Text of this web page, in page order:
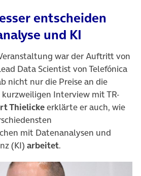
entscheiden
und KI
war der Auftritt von
Data Scientist von Telefónica
nicht nur die Preise an die
kurzweiligen Interview mit TR-
Thielickeerklärte er auch, wie
mit Datenanalysen und
(KI) arbeitet.